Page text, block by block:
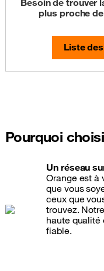
Besoin de trouver
plus proche
Liste
Pourquoi
Un réseau
Orange est à
que vous
ceux que
trouvez.
haute qualité
fiable.